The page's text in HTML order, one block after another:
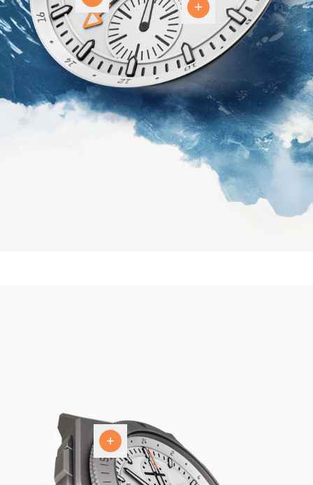
horas
Dial
Bisel